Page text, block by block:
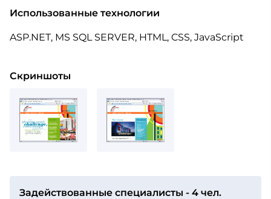
Использованные технологии
ASP.NET, MS SQL SERVER, HTML, CSS, JavaScript
Скриншоты
Задействованные специалисты - 4 чел.